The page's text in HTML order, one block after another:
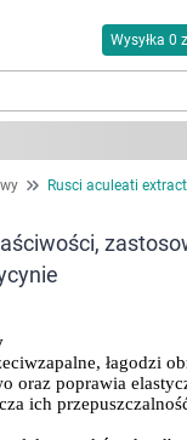
Wysyłka 0
Rusci aculeati
łagodzi
oraz poprawia
ich